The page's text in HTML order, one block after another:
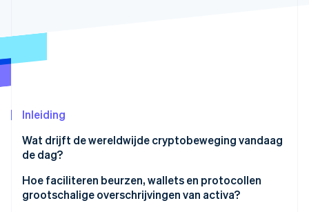
Climate
Nu bekijken
Inleiding
Wat drijft de wereldwijde cryptobeweging vandaag
de dag?
Hoe faciliteren beurzen, wallets en protocollen
grootschalige overschrijvingen van activa?